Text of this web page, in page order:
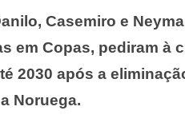
Casemiro e
em Copas, pediram à
2030 após a
Noruega.